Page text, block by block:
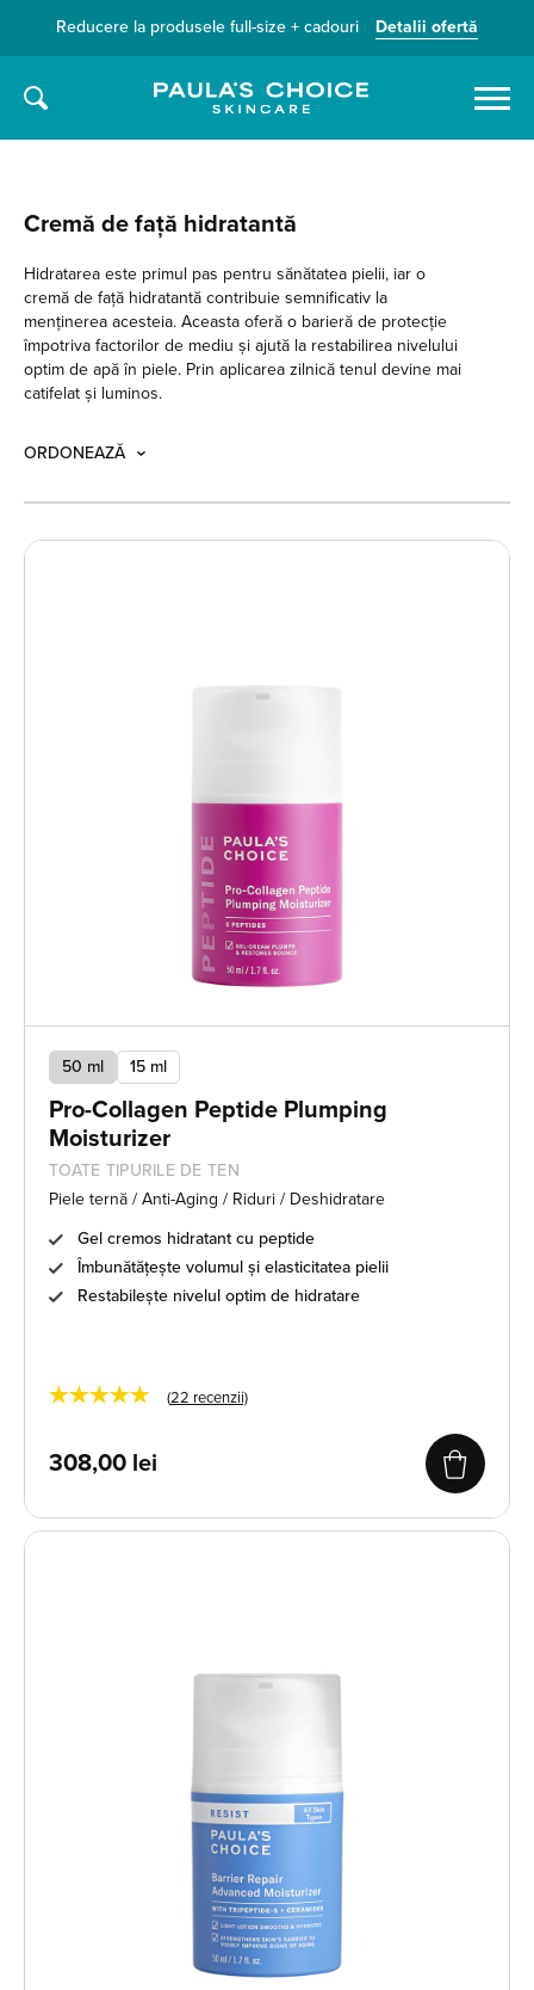
Reducere la produsele full-size + cadouri Detalii ofertă
Caută
Cremă de față hidratantă
Hidratarea este primul pas pentru sănătatea pielii, iar o
cremă de față hidratantă contribuie semnificativ la
menținerea acesteia. Aceasta oferă o barieră de protecție
împotriva factorilor de mediu și ajută la restabilirea nivelului
optim de apă în piele. Prin aplicarea zilnică tenul devine mai
catifelat și luminos.
ORDONEAZĂ
50 ml 15 ml
Pro-Collagen Peptide Plumping
Moisturizer
TOATE TIPURILE DE TEN
Piele ternă / Anti-Aging / Riduri / Deshidratare
Gel cremos hidratant cu peptide
Îmbunătățește volumul și elasticitatea pielii
Restabilește nivelul optim de hidratare
★★★★★ (22 recenzii)
308,00 lei